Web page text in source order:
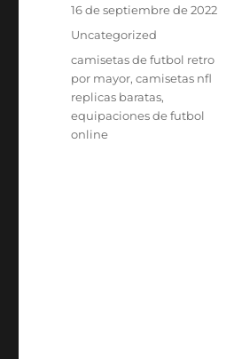
Publicado
16 de septiembre de 2022
Categorías
Uncategorized
Etiquetas
camisetas de futbol retro
por mayor,camisetas nfl
replicas baratas,
equipaciones de futbol
online